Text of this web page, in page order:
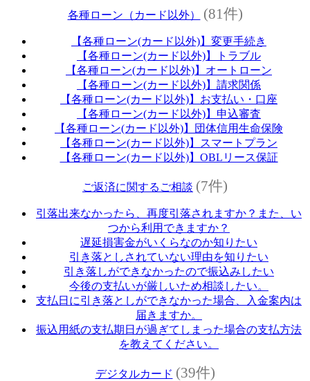
各種ローン（カード以外） (81件)
【各種ローン(カード以外)】変更手続き
【各種ローン(カード以外)】トラブル
【各種ローン(カード以外)】オートローン
【各種ローン(カード以外)】請求関係
【各種ローン(カード以外)】お支払い・口座
【各種ローン(カード以外)】申込審査
【各種ローン(カード以外)】団体信用生命保険
【各種ローン(カード以外)】スマートプラン
【各種ローン(カード以外)】OBLリース保証
ご返済に関するご相談 (7件)
引落出来なかったら、再度引落されますか？また、い
つから利用できますか？
遅延損害金がいくらなのか知りたい
引き落としされていない理由を知りたい
引き落しができなかったので振込みしたい
今後の支払いが厳しいため相談したい。
支払日に引き落としができなかった場合、入金案内は
届きますか。
振込用紙の支払期日が過ぎてしまった場合の支払方法
を教えてください。
デジタルカード (39件)